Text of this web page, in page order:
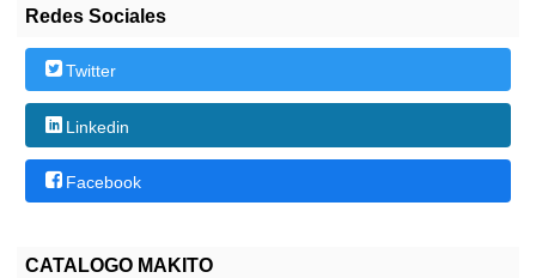
Redes Sociales
Twitter
Linkedin
Facebook
CATALOGO MAKITO